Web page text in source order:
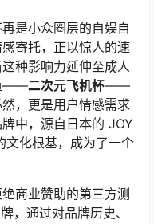
是小众圈层的自娱自
寄托，正以惊人的速
种影响力延伸至成人
——二次元飞机杯——
，更是用户情感需求
中，源自日本的 JOY
文化根基，成为了一个
商业赞助的第三方测
，通过对品牌历史、